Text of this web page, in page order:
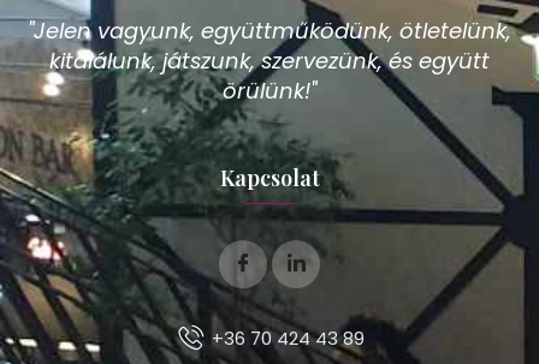
"Jelen vagyunk, együttműködünk, ötletelünk,
kitalálunk, játszunk, szervezünk, és együtt
örülünk!"
Kapcsolat
+36 70 424 43 89